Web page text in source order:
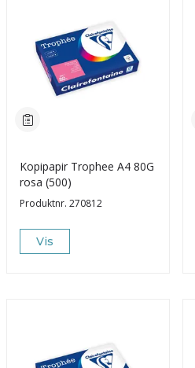
Kopipapir Trophee A4 80G
rosa (500)
Produktnr. 270812
Vis